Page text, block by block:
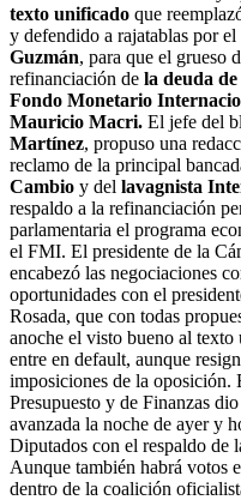
texto unificado que
y defendido a rajatablas por
Guzmán, para que el grueso
refinanciación de la deuda
Fondo Monetario
Mauricio Macri. El jefe del
Martínez, propuso una
reclamo de la principal
Cambio y del lavagnista
respaldo a la refinanciación
parlamentaria el programa
el FMI. El presidente de la
encabezó las negociaciones
oportunidades con el
Rosada, que con todas
anoche el visto bueno al
entre en default, aunque
imposiciones de la oposición.
Presupuesto y de Finanzas
avanzada la noche de ayer y
Diputados con el respaldo de
Aunque también habrá votos
dentro de la coalición